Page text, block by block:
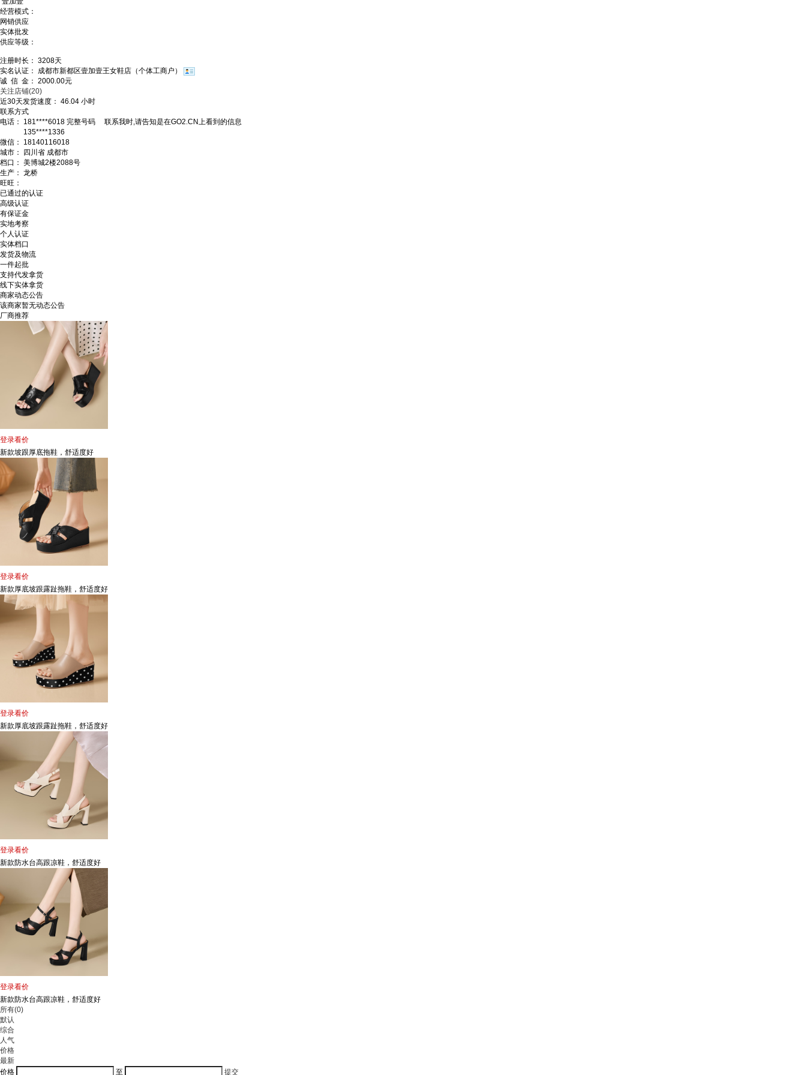
经营模式：
网销供应
实体批发
供应等级：
注册时长： 3208天
实名认证：
成都市新都区壹加壹王女鞋店（个体工商户）
诚 信 金： 2000.00元
关注店铺(20)
近30天发货速度： 46.04 小时
联系方式
电话：
181****6018 完整号码
联系我时,请告知是在GO2.CN上看到的信息
135****1336
微信：
18140116018
城市：
四川省 成都市
档口： 美博城2楼2088号
生产： 龙桥
旺旺：
已通过的认证
高级认证
有保证金
实地考察
个人认证
实体档口
发货及物流
一件起批
支持代发拿货
线下实体拿货
商家动态公告
该商家暂无动态公告
厂商推荐
登录看价
新款坡跟厚底拖鞋，舒适度好
登录看价
新款厚底坡跟露趾拖鞋，舒适度好
登录看价
新款厚底坡跟露趾拖鞋，舒适度好
登录看价
新款防水台高跟凉鞋，舒适度好
登录看价
新款防水台高跟凉鞋，舒适度好
所有(0)
默认
综合
人气
价格
最新
价格
至 提交